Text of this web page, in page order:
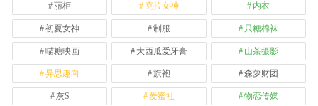
丽柜 克拉女神 内衣
初夏女神 制服 只糖棉袜
喵糖映画 大西瓜爱牙膏 山茶摄影
异思趣向 旗袍 森萝财团
灰S 爱蜜社 物恋传媒